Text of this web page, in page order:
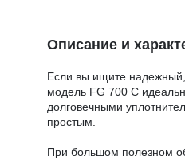
Описание и
Если вы ищите надежный,
модель FG 700 C
долговечными
простым.
При большом полезном